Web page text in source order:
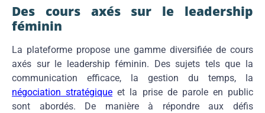
Des cours axés sur le leadership
féminin
La plateforme propose une gamme diversifiée de cours
axés sur le leadership féminin. Des sujets tels que la
communication efficace, la gestion du temps, la
négociation stratégique et la prise de parole en public
sont abordés. De manière à répondre aux défis